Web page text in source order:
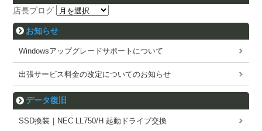
店長ブログ
お知らせ
Windowsアップグレードサポートについて
出張サービス料金の改定についてのお知らせ
データ復旧
SSD換装｜NEC LL750/H 起動ドライブ交換